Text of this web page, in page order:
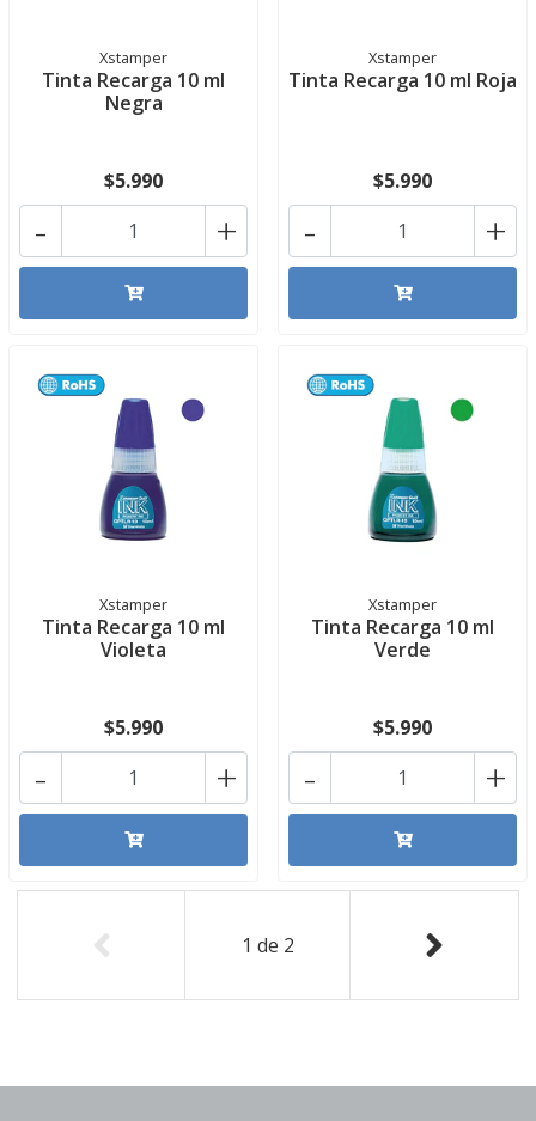
Xstamper
Tinta Recarga 10 ml
Negra
$5.990
+
-
Xstamper
Tinta Recarga 10 ml Roja
$5.990
+
-
Xstamper
Tinta Recarga 10 ml
Violeta
$5.990
+
-
Xstamper
Tinta Recarga 10 ml
Verde
$5.990
+
-
1 de 2